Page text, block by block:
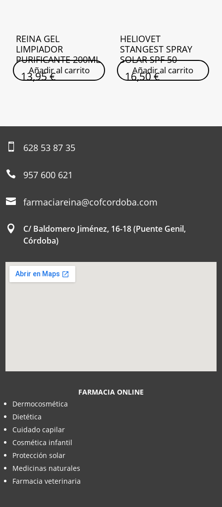
REINA GEL
LIMPIADOR
PURIFICANTE 200ML
13,95€
Añadir al carrito
HELIOVET
STANGEST SPRAY
SOLAR SPF 50
16,50€
Añadir al carrito
 628 53 87 35
 957 600 621
 farmaciareina@cofcordoba.com

C/ Baldomero Jiménez, 16-18 (Puente Genil,
Córdoba)
FARMACIA ONLINE
Dermocosmética
Dietética
Cuidado capilar
Cosmética infantil
Protección solar
Medicinas naturales
Farmacia veterinaria